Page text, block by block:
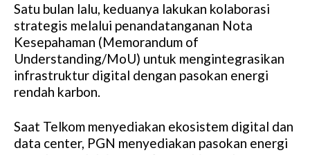
Satu bulan lalu, keduanya lakukan kolaborasi
strategis melalui penandatanganan Nota
Kesepahaman (Memorandum of
Understanding/MoU) untuk mengintegrasikan
infrastruktur digital dengan pasokan energi
rendah karbon.
Saat Telkom menyediakan ekosistem digital dan
data center, PGN menyediakan pasokan energi